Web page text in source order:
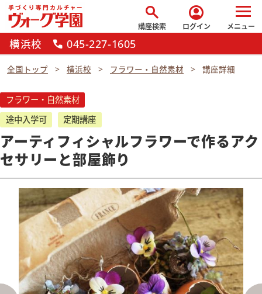
search
講座検索
account_circle
ログイン メニュー
横浜校 call 045-227-1605
全国トップ 横浜校 フラワー・自然素材 講座詳細
フラワー・自然素材
途中入学可
定期講座
アーティフィシャルフラワーで作るアク
セサリーと部屋飾り